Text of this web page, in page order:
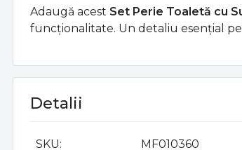
Adaugă acest Set Perie Toaletă cu
funcționalitate. Un detaliu esențial
Detalii
SKU MF010360